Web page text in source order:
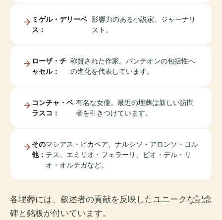
ミゲル・デリーベ
ス：
影響力のある小説家、ジャーナリ
スト。
ローザ・チ
ャセル：
称賛された作家。パンテオンの包括性へ
の進化を代表しています。
コンチャ・ベ
ラスコ：
有名な女優。最近の埋葬は新しい訪問
者を引きつけています。
その
他：
マシアス・ピカベア、ナルシソ・アロンソ・コル
テス、エミリオ・フェラーリ、ピオ・デル・リ
オ・オルテガなど。
各埋葬には、叙述者の貢献を反映したユニークな記念
碑と銘板が付いています。